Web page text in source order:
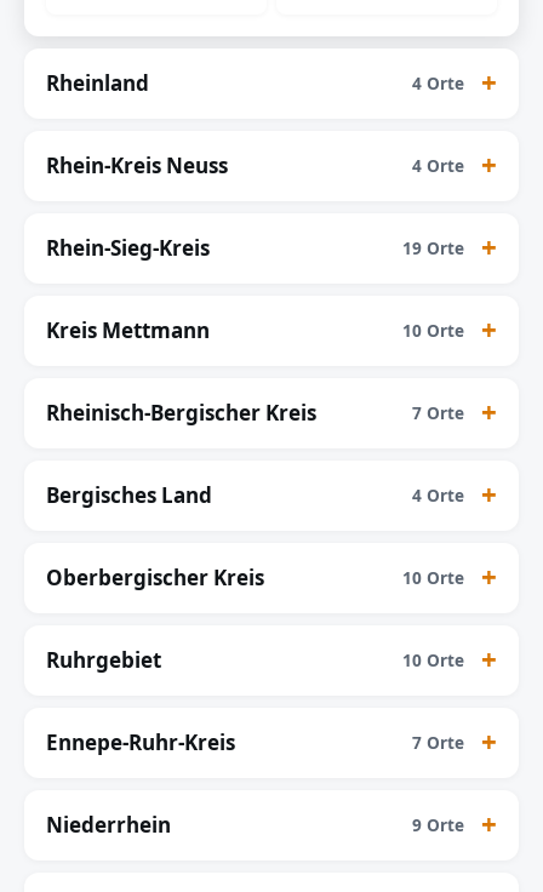
Rheinland 4 Orte
Rhein-Kreis Neuss 4 Orte
Rhein-Sieg-Kreis 19 Orte
Kreis Mettmann 10 Orte
Rheinisch-Bergischer Kreis 7 Orte
Bergisches Land 4 Orte
Oberbergischer Kreis 10 Orte
Ruhrgebiet 10 Orte
Ennepe-Ruhr-Kreis 7 Orte
Niederrhein 9 Orte